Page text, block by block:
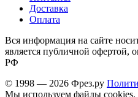
Доставка
Оплата
Вся информация на сайте
является публичной офертой,
РФ
© 1998 — 2026 Фрез.ру
Мы используем файлы cookies.